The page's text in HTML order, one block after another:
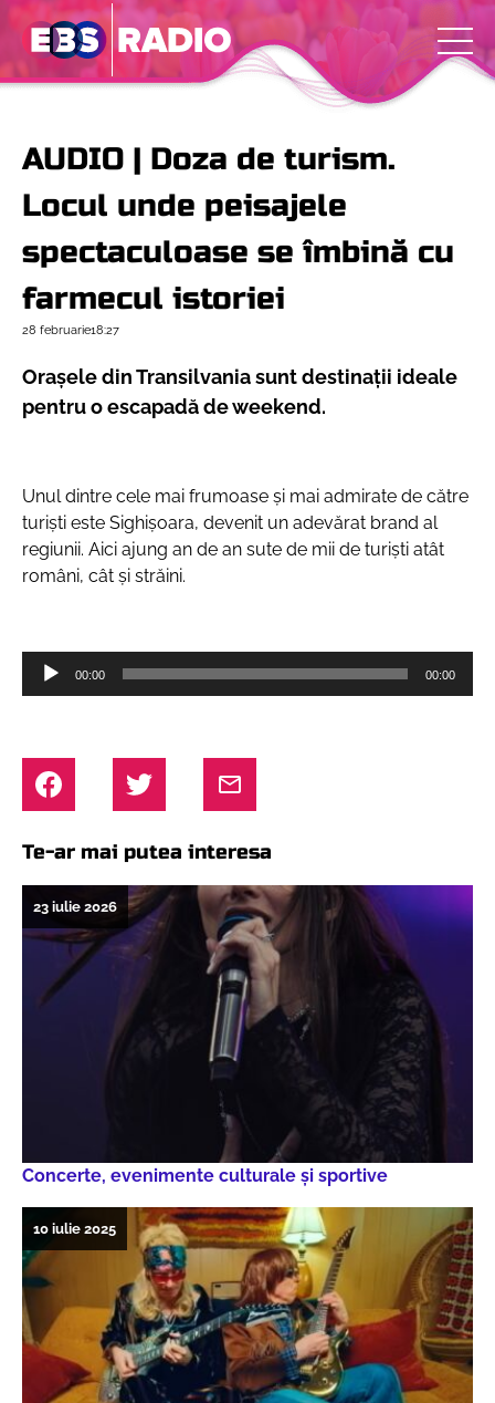
AUDIO | Doza de turism.
Locul unde peisajele
spectaculoase se îmbină cu
farmecul istoriei
28 februarie18:27
Orașele din Transilvania sunt destinații ideale
pentru o escapadă de weekend.
Unul dintre cele mai frumoase și mai admirate de către
turiști este Sighișoara, devenit un adevărat brand al
regiunii. Aici ajung an de an sute de mii de turiști atât
români, cât și străini.
Player
00:00 00:00
Te-ar mai putea interesa
Concerte, evenimente culturale şi sportive
23 iulie 2026
10 iulie 2025